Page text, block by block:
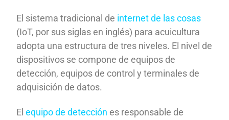
El sistema tradicional de internet de las cosas
(IoT, por sus siglas en inglés) para acuicultura
adopta una estructura de tres niveles. El nivel de
dispositivos se compone de equipos de
detección, equipos de control y terminales de
adquisición de datos.
Elequipo de detección es responsable de